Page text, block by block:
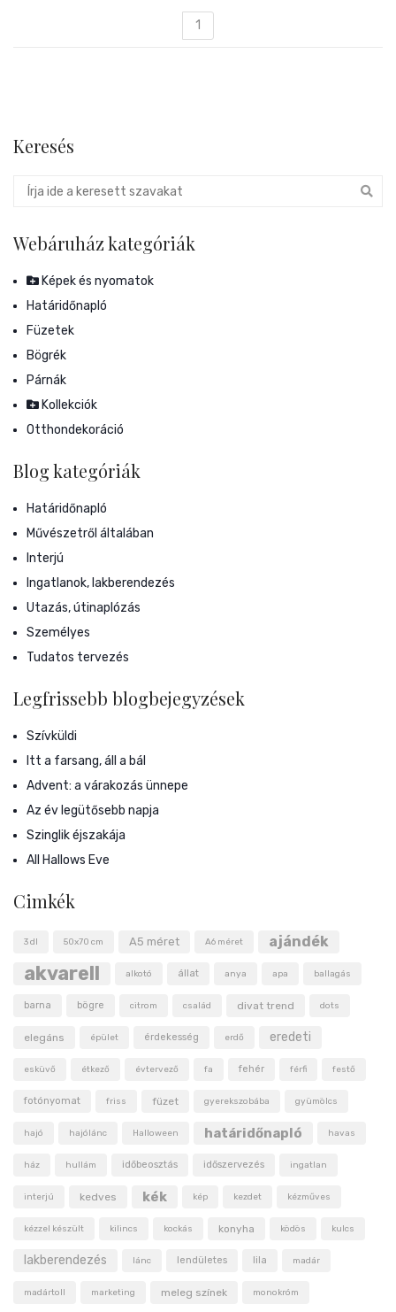
1
Keresés
Webáruház kategóriák
Képek és nyomatok
Határidőnapló
Füzetek
Bögrék
Párnák
Kollekciók
Otthondekoráció
Blog kategóriák
Határidőnapló
Művészetről általában
Interjú
Ingatlanok, lakberendezés
Utazás, útinaplózás
Személyes
Tudatos tervezés
Legfrissebb blogbejegyzések
Szívküldi
Itt a farsang, áll a bál
Advent: a várakozás ünnepe
Az év legütősebb napja
Szinglik éjszakája
All Hallows Eve
Cimkék
3 dl 50x70 cm A5 méret A6 méret ajándék
akvarell alkotó állat anya apa ballagás
barna bögre citrom család divat trend dots
elegáns épület érdekesség erdő eredeti
esküvő étkező évtervező fa fehér férfi festő
fotónyomat friss füzet gyerekszobába gyümölcs
hajó hajólánc Halloween határidőnapló havas
ház hullám időbeosztás időszervezés ingatlan
interjú kedves kék kép kezdet kézműves
kézzel készült kilincs kockás konyha ködös kulcs
lakberendezés lánc lendületes lila madár
madártoll marketing meleg színek monokróm